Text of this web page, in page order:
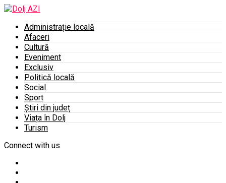
Administrație locală
Afaceri
Cultură
Eveniment
Exclusiv
Politică locală
Social
Sport
Știri din județ
Viața în Dolj
Turism
Connect with us